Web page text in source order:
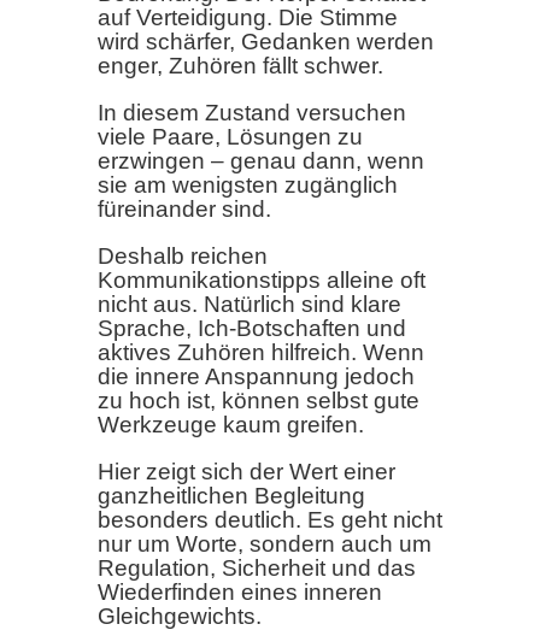
auf Verteidigung. Die Stimme
wird schärfer, Gedanken werden
enger, Zuhören fällt schwer.
In diesem Zustand versuchen
viele Paare, Lösungen zu
erzwingen – genau dann, wenn
sie am wenigsten zugänglich
füreinander sind.
Deshalb reichen
Kommunikationstipps alleine oft
nicht aus. Natürlich sind klare
Sprache, Ich-Botschaften und
aktives Zuhören hilfreich. Wenn
die innere Anspannung jedoch
zu hoch ist, können selbst gute
Werkzeuge kaum greifen.
Hier zeigt sich der Wert einer
ganzheitlichen Begleitung
besonders deutlich. Es geht nicht
nur um Worte, sondern auch um
Regulation, Sicherheit und das
Wiederfinden eines inneren
Gleichgewichts.